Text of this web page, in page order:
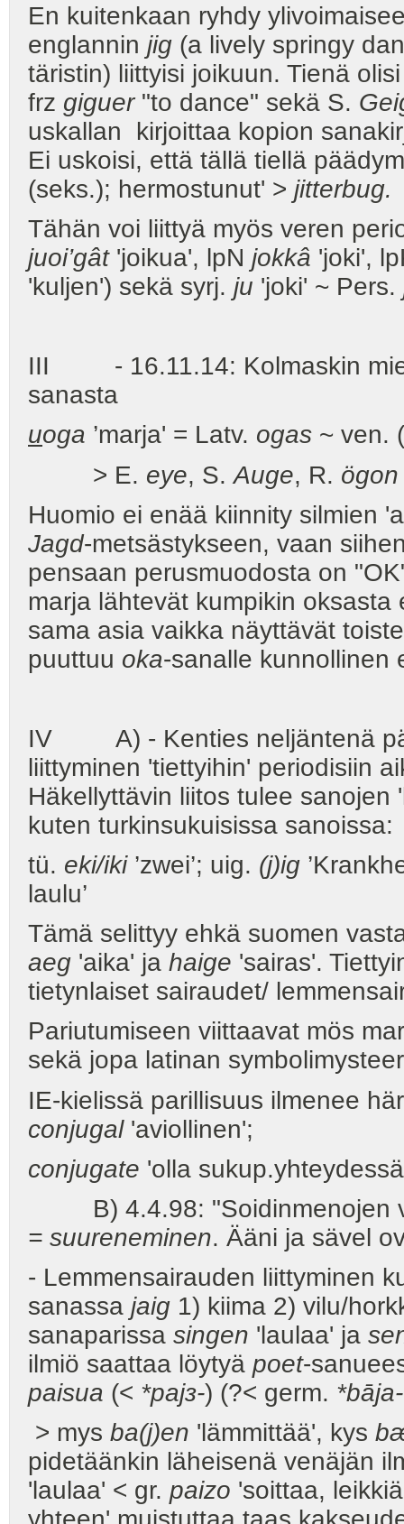
En kuitenkaan ryhdy
englannin jig (a lively springy
täristin) liittyisi joikuun. Tienä
frz giguer"to dance" sekä S.
uskallan kirjoittaa kopion
Ei uskoisi, että tällä tiellä
(seks.); hermostunut' > jitterbug.
Tähän voi liittyä myös veren
juoi’gât'joikua', lpN jokkâ 'joki',
'kuljen') sekä syrj. ju 'joki' ~ Pers.
III - 16.11.14: Kolmaskin
sanasta
uoga ’marja' = Latv. ogas ~ ven.
> E. eye, S.Auge, R. ögon
Huomio ei enää kiinnity silmien
Jagd-metsästykseen, vaan
pensaan perusmuodosta on
marja lähtevät kumpikin
sama asia vaikka näyttävät
puuttuu oka-sanalle kunnollinen
IV A) - Kenties neljäntenä
liittyminen 'tiettyihin' periodisiin
Häkellyttävin liitos tulee
kuten turkinsukuisissa sanoissa:
tü. eki/iki’zwei’; uig. (j)ig
laulu’
Tämä selittyy ehkä suomen
aeg 'aika' ja haige 'sairas'.
tietynlaiset sairaudet/
Pariutumiseen viittaavat mös
sekä jopa latinan
IE-kielissä parillisuus ilmenee
conjugal'aviollinen';
conjugate 'olla
B) 4.4.98: "Soidinmenojen
= suureneminen. Ääni ja sävel
- Lemmensairauden liittyminen
sanassa jaig 1) kiima 2) vilu/
sanaparissa singen 'laulaa' ja
ilmiö saattaa löytyä poet-
paisua (< *pajз-) (?< germ. *bāja-
> mys ba(j)en 'lämmittää', kys
pidetäänkin läheisenä venäjän
'laulaa' < gr. paizo 'soittaa,